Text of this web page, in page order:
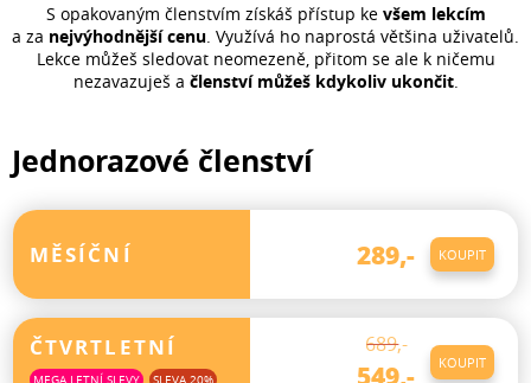
Neomezený přístup do sekce Programy
Automatická opakovaná platba po 365 dnech
S opakovaným členstvím získáš přístup ke všem lekcím
a za nejvýhodnější cenu. Využívá ho naprostá většina uživatelů.
Lekce můžeš sledovat neomezeně, přitom se ale k ničemu
nezavazuješ a členství můžeš kdykoliv ukončit.
Jednorazové členství
MĚSÍČNÍ 289,-
Neomezený přístup do archivu TOP lekcí
Neomezený přístup do sekce Programy
KOUPIT
ČTVRTLETNÍ
MEGA LETNÍ SLEVY SLEVA 20%
689,-
549,- KOUPIT